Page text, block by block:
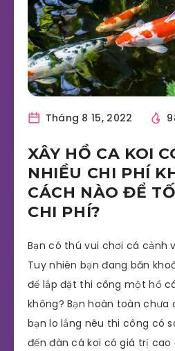
Tháng 8 15, 2022
XÂY HỒ CA KOI
NHIỀU CHI PHÍ
CÁCH NÀO ĐỂ
CHI PHÍ?
Bạn có thú vui chơi cá cảnh
Tuy nhiên bạn đang băn
để lắp đặt thi công một hồ
không? Bạn hoàn toàn chưa
bạn lo lắng nêu thi công có
đến đàn cá koi có giá trị cao